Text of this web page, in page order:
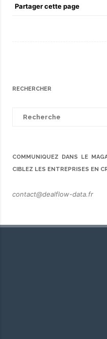
Partager cette page
RECHERCHER
COMMUNIQUEZ DANS LE
CIBLEZ LES ENTREPRISES EN
contact@dealflow-data.fr